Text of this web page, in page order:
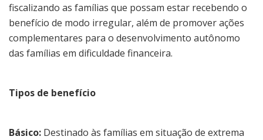
fiscalizando as famílias que possam estar recebendo o
benefício de modo irregular, além de promover ações
complementares para o desenvolvimento autônomo
das famílias em dificuldade financeira.
Tipos de benefício
Básico: Destinado às famílias em situação de extrema